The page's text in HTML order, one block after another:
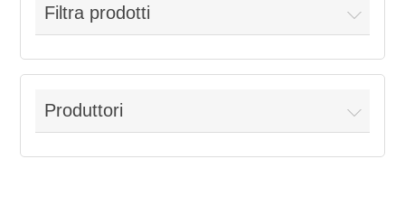
Filtra prodotti
Produttori